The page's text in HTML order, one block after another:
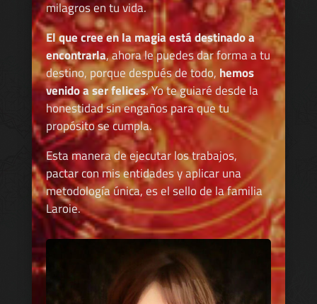
milagros en tu vida.
El que cree en la magia está destinado a
encontrarla, ahora le puedes dar forma a tu
destino, porque después de todo, hemos
venido a ser felices. Yo te guiaré desde la
honestidad sin engaños para que tu
propósito se cumpla.
Esta manera de ejecutar los trabajos,
pactar con mis entidades y aplicar una
metodología única, es el sello de la familia
Laroie.